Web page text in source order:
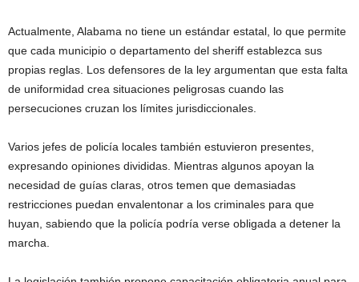
Actualmente, Alabama no tiene un estándar estatal, lo que permite
que cada municipio o departamento del sheriff establezca sus
propias reglas. Los defensores de la ley argumentan que esta falta
de uniformidad crea situaciones peligrosas cuando las
persecuciones cruzan los límites jurisdiccionales.
Varios jefes de policía locales también estuvieron presentes,
expresando opiniones divididas. Mientras algunos apoyan la
necesidad de guías claras, otros temen que demasiadas
restricciones puedan envalentonar a los criminales para que
huyan, sabiendo que la policía podría verse obligada a detener la
marcha.